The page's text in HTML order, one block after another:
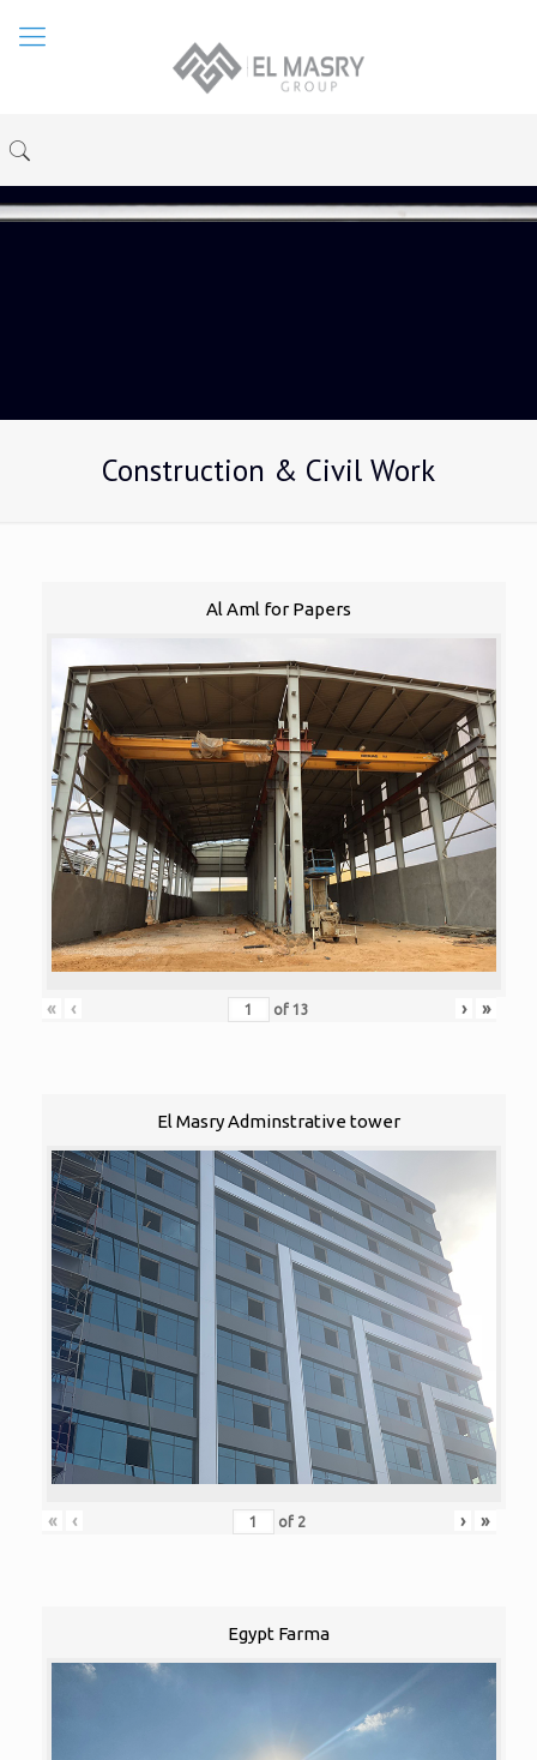
Construction & Civil Work
Al Aml for Papers
« ‹ of 13 › »
El Masry Adminstrative tower
« ‹ of 2 › »
Egypt Farma